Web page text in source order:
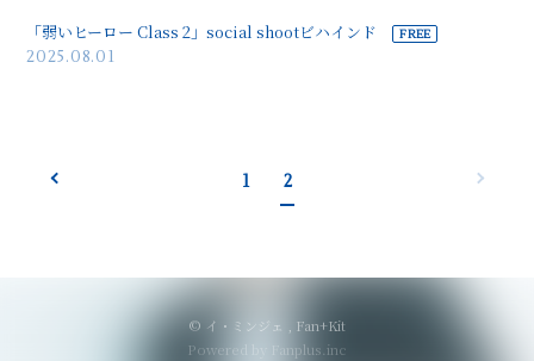
「弱いヒーロー Class 2」social shootビハインド
2025.08.01
1 2
© イ・ミンジェ , Fan+Kit
Powered by Fanplus.inc